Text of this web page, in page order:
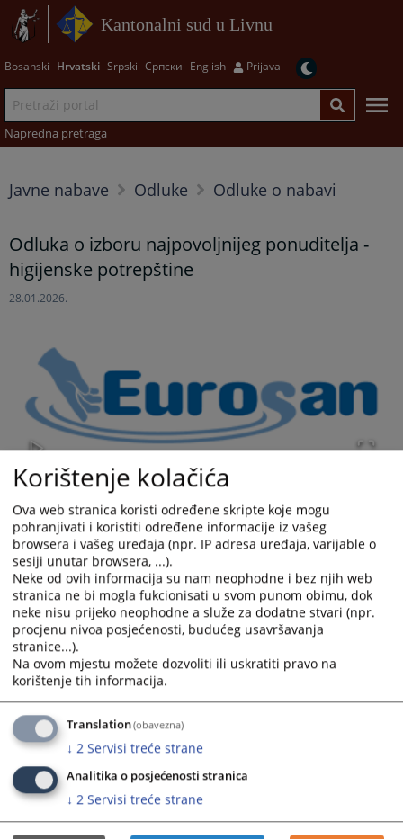
Kantonalni sud u Livnu
Bosanski Hrvatski Srpski Српски English Prijava
Napredna pretraga
Javne nabave Odluke Odluke o nabavi
Odluka o izboru najpovoljnijeg ponuditelja -
higijenske potrepštine
28.01.2026.
Odluka o izboru najpovoljnijeg ponuditelja broj 010-0-Su-26-
000054 od 28. siječnja 2026. godine.
Prikazana vijest je na: Hrvatski jezik
Vijest dostupna još na: English language
Prateći dokumenti
Odluka o izboru najpovoljnijeg ponuditelja
268PREGLEDA
Korištenje kolačića
Ova web stranica koristi određene skripte koje mogu
pohranjivati i koristiti određene informacije iz vašeg
browsera i vašeg uređaja (npr. IP adresa uređaja, varijable o
sesiji unutar browsera, ...).
Neke od ovih informacija su nam neophodne i bez njih web
stranica ne bi mogla fukcionisati u svom punom obimu, dok
neke nisu prijeko neophodne a služe za dodatne stvari (npr.
procjenu nivoa posjećenosti, budućeg usavršavanja
stranice...).
Na ovom mjestu možete dozvoliti ili uskratiti pravo na
korištenje tih informacija.
Translation(obavezna)
↓ 2 Servisi treće strane
Analitika o posjećenosti stranica
↓ 2 Servisi treće strane